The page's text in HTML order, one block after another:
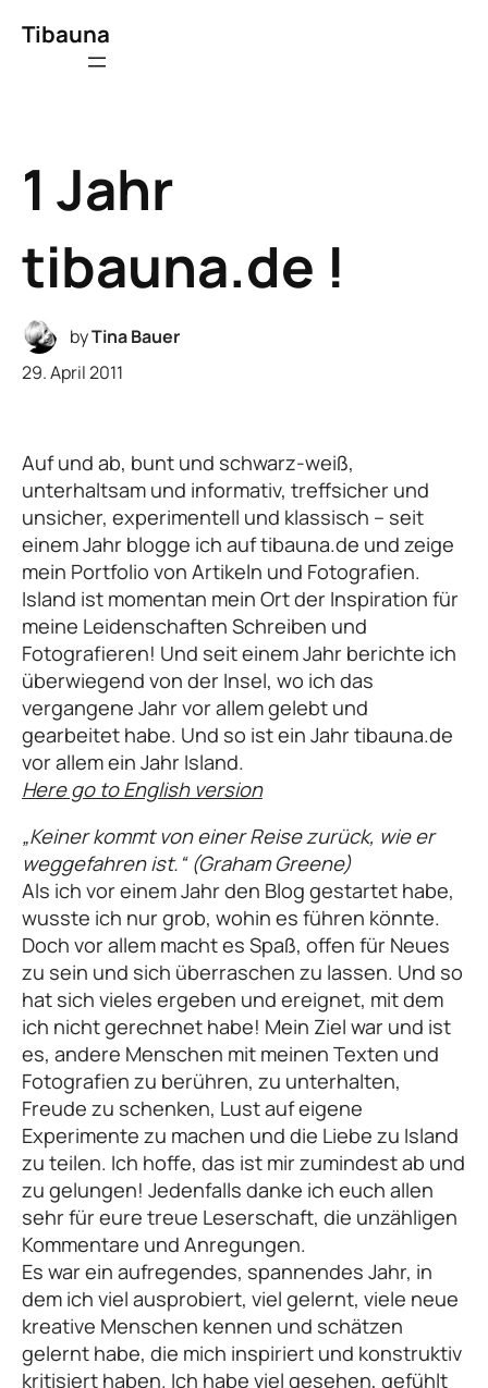
Tibauna
1 Jahr
tibauna.de !
byTina Bauer
29. April 2011
Auf und ab, bunt und schwarz-weiß,
unterhaltsam und informativ, treffsicher und
unsicher, experimentell und klassisch – seit
einem Jahr blogge ich auf tibauna.de und zeige
mein Portfolio von Artikeln und Fotografien.
Island ist momentan mein Ort der Inspiration für
meine Leidenschaften Schreiben und
Fotografieren! Und seit einem Jahr berichte ich
überwiegend von der Insel, wo ich das
vergangene Jahr vor allem gelebt und
gearbeitet habe. Und so ist ein Jahr tibauna.de
vor allem ein Jahr Island.
Here go to English version
„Keiner kommt von einer Reise zurück, wie er
weggefahren ist.“ (Graham Greene)
Als ich vor einem Jahr den Blog gestartet habe,
wusste ich nur grob, wohin es führen könnte.
Doch vor allem macht es Spaß, offen für Neues
zu sein und sich überraschen zu lassen. Und so
hat sich vieles ergeben und ereignet, mit dem
ich nicht gerechnet habe! Mein Ziel war und ist
es, andere Menschen mit meinen Texten und
Fotografien zu berühren, zu unterhalten,
Freude zu schenken, Lust auf eigene
Experimente zu machen und die Liebe zu Island
zu teilen. Ich hoffe, das ist mir zumindest ab und
zu gelungen! Jedenfalls danke ich euch allen
sehr für eure treue Leserschaft, die unzähligen
Kommentare und Anregungen.
Es war ein aufregendes, spannendes Jahr, in
dem ich viel ausprobiert, viel gelernt, viele neue
kreative Menschen kennen und schätzen
gelernt habe, die mich inspiriert und konstruktiv
kritisiert haben. Ich habe viel gesehen, gefühlt